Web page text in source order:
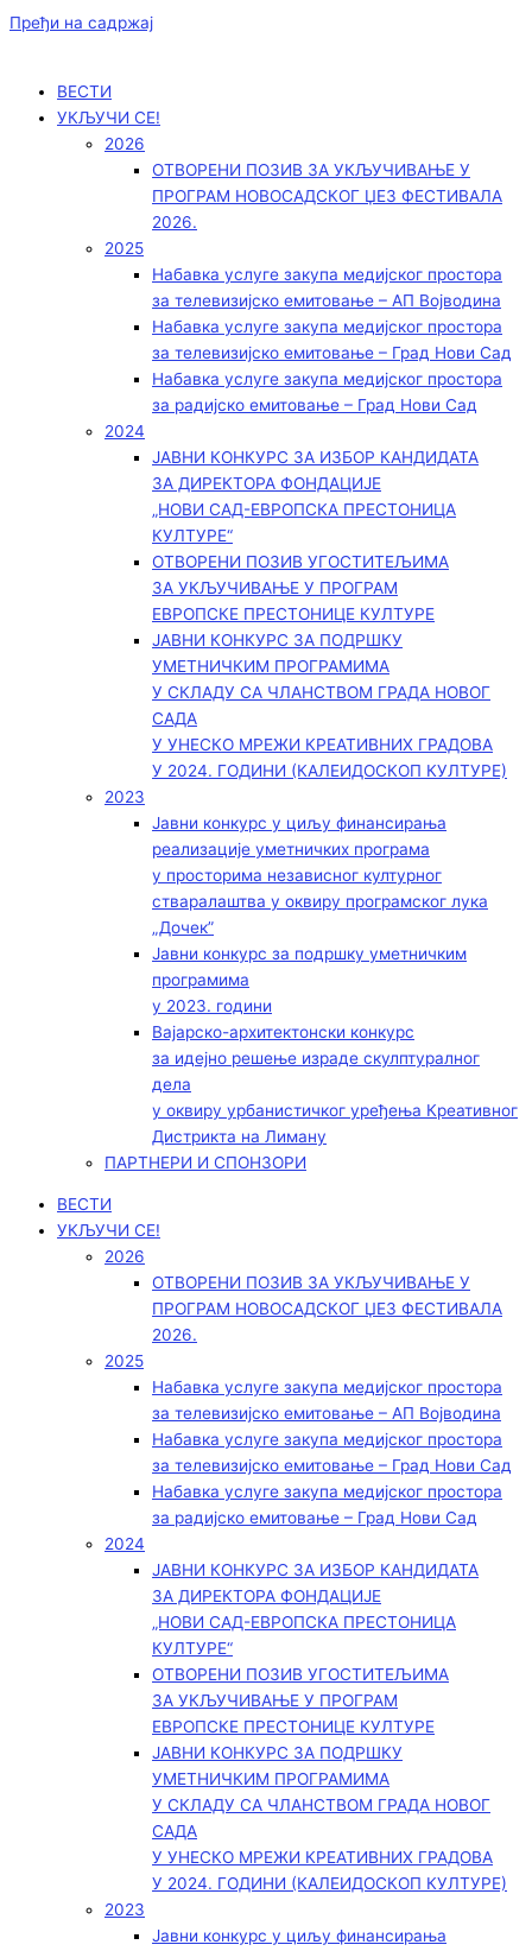
Пређи на садржај
ВЕСТИ
УКЉУЧИ СЕ!
2026
ОТВОРЕНИ ПОЗИВ ЗА УКЉУЧИВАЊЕ У
ПРОГРАМ НОВОСАДСКОГ ЏЕЗ ФЕСТИВАЛА
2026.
2025
Набавка услуге закупа медијског простора
за телевизијско емитовање – АП Војводинa
Набавка услуге закупа медијског простора
за телевизијско емитовање – Град Нови Сад
Набавка услуге закупа медијског простора
за радијско емитовање – Град Нови Сад
2024
ЈАВНИ КОНКУРС ЗА ИЗБОР КАНДИДАТА
ЗА ДИРЕКТОРА ФОНДАЦИЈЕ
„НОВИ САД-ЕВРОПСКА ПРЕСТОНИЦА
КУЛТУРЕ“
ОТВОРЕНИ ПОЗИВ УГОСТИТЕЉИМА
ЗА УКЉУЧИВАЊЕ У ПРОГРАМ
ЕВРОПСКЕ ПРЕСТОНИЦЕ КУЛТУРЕ
ЈАВНИ КОНКУРС ЗА ПОДРШКУ
УМЕТНИЧКИМ ПРОГРАМИМА
У СКЛАДУ СА ЧЛАНСТВОМ ГРАДА НОВОГ
САДА
У УНЕСКО МРЕЖИ КРЕАТИВНИХ ГРАДОВА
У 2024. ГОДИНИ (КАЛЕИДОСКОП КУЛТУРЕ)
2023
Јавни конкурс у циљу финансирања
реализације уметничких програма
у просторима независног културног
стваралаштва у оквиру програмског лука
„Дочек”
Јавни конкурс за подршку уметничким
програмима
у 2023. години
Вајарско-архитектонски конкурс
за идејно решење израде скулптуралног
дела
у оквиру урбанистичког уређења Креативног
Дистрикта на Лиману
ПАРТНЕРИ И СПОНЗОРИ
ВЕСТИ
УКЉУЧИ СЕ!
2026
ОТВОРЕНИ ПОЗИВ ЗА УКЉУЧИВАЊЕ У
ПРОГРАМ НОВОСАДСКОГ ЏЕЗ ФЕСТИВАЛА
2026.
2025
Набавка услуге закупа медијског простора
за телевизијско емитовање – АП Војводинa
Набавка услуге закупа медијског простора
за телевизијско емитовање – Град Нови Сад
Набавка услуге закупа медијског простора
за радијско емитовање – Град Нови Сад
2024
ЈАВНИ КОНКУРС ЗА ИЗБОР КАНДИДАТА
ЗА ДИРЕКТОРА ФОНДАЦИЈЕ
„НОВИ САД-ЕВРОПСКА ПРЕСТОНИЦА
КУЛТУРЕ“
ОТВОРЕНИ ПОЗИВ УГОСТИТЕЉИМА
ЗА УКЉУЧИВАЊЕ У ПРОГРАМ
ЕВРОПСКЕ ПРЕСТОНИЦЕ КУЛТУРЕ
ЈАВНИ КОНКУРС ЗА ПОДРШКУ
УМЕТНИЧКИМ ПРОГРАМИМА
У СКЛАДУ СА ЧЛАНСТВОМ ГРАДА НОВОГ
САДА
У УНЕСКО МРЕЖИ КРЕАТИВНИХ ГРАДОВА
У 2024. ГОДИНИ (КАЛЕИДОСКОП КУЛТУРЕ)
2023
Јавни конкурс у циљу финансирања